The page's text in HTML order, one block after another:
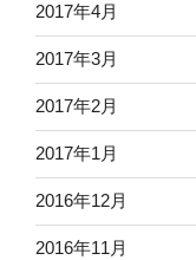
2017年4月
2017年3月
2017年2月
2017年1月
2016年12月
2016年11月